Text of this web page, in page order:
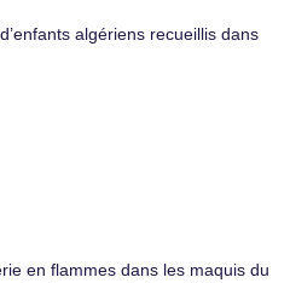
algériens recueillis dans
en flammes dans les maquis du